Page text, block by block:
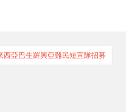
西亞巴生羅興亞難民短宣隊招募